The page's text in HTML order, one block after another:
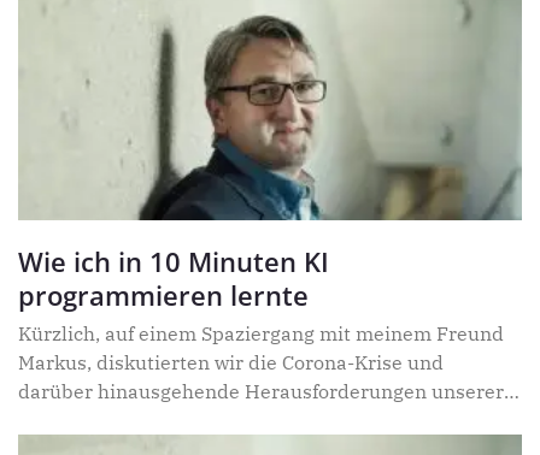
Wie ich in 10 Minuten KI
programmieren lernte
Kürzlich, auf einem Spaziergang mit meinem Freund
Markus, diskutierten wir die Corona-Krise und
darüber hinausgehende Herausforderungen unserer